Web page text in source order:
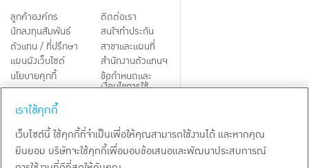
ลูกค้าองค์กร
นักลงทุนสัมพันธ์
ตัวแทน / ที่ปรึกษา
แผนผังเว็บไซต์
นโยบายคุกกี้
Third-Party Notices
ติดต่อเรา
สนใจทำประกัน
สาขาและแผนที่
สำนักงานตัวแทนฯ
ข้อกำหนดและ
เงื่อนไขการใช้
TH EN
สงวนลิขสิทธิ์ พ.ศ.2569
เราใช้คุกกี้
เว็บไซต์นี้ ใช้คุกกี้ที่จำเป็นเพื่อให้คุณสามารถใช้งานได้ และหากคุณ
ยินยอม บริษัทจะใช้คุกกี้เพื่อมอบข้อเสนอและพัฒนาประสบการณ์